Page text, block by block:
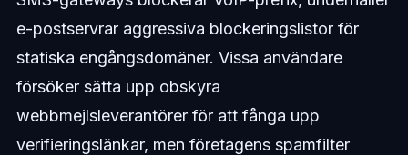
e-postservrar aggressiva blockeringslistor för
statiska engångsdomäner. Vissa användare
försöker sätta upp obskyra
webbmejlsleverantörer för att fånga upp
verifieringslänkar, men företagens spamfilter